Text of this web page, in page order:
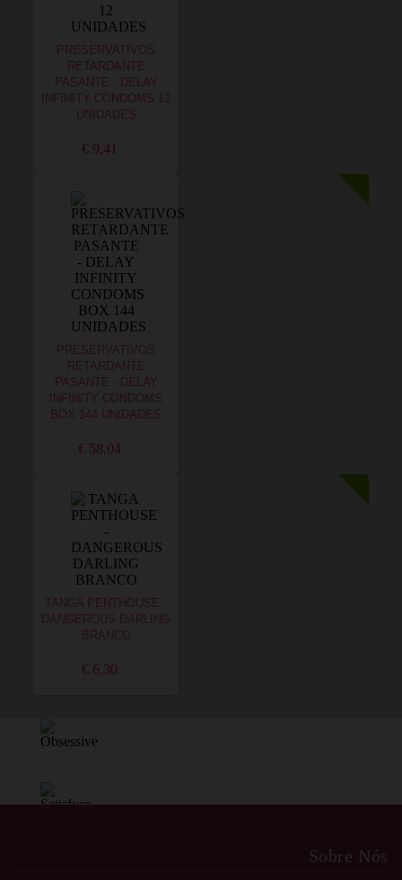
PRESERVATIVOS
RETARDANTE
PASANTE - DELAY
INFINITY CONDOMS 12
UNIDADES
€ 9,41
PRESERVATIVOS
RETARDANTE
PASANTE - DELAY
INFINITY CONDOMS
BOX 144 UNIDADES
€ 58,04
TANGA PENTHOUSE -
DANGEROUS DARLING
BRANCO
€ 6,30
Sobre Nós